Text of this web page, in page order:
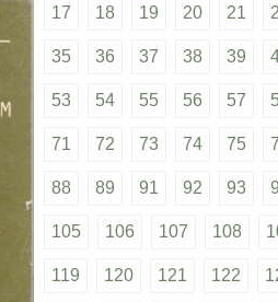
17 18 19 20 21
35 36 37 38 39
53 54 55 56 57
71 72 73 74 75
88 89 91 92 93
105 106 107 108
119 120 121 122